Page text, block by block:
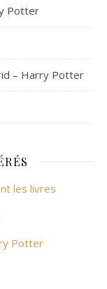
Potter
– Harry Potter
les livres
Potter